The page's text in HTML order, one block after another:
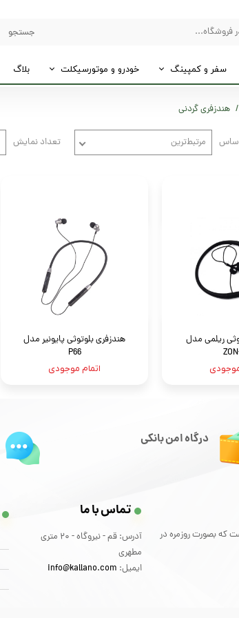
جستجو
سفر و کمپینگ خودرو و موتورسیکلت بلاگ
هندزفری گردنی
مرتبط‌ترین تعداد نمایش
ریلمی مدل
موجودی
هندزفری بلوتوثی پایونیر مدل
P66
اتمام موجودی
درگاه امن بانکی
که بصورت روزمره در
تماس با ما
آدرس: قم - نیروگاه - 20 متری
مطهری
ایمیل: info@kallano.com​​​​​​​